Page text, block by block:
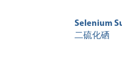
Selenium
二硫化硒